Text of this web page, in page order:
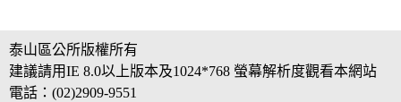
泰山區公所版權所有
建議請用IE 8.0以上版本及1024*768 螢幕解析度觀看本網站
電話：(02)2909-9551